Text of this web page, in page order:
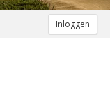
Inloggen